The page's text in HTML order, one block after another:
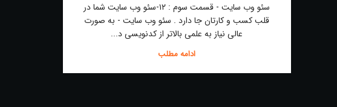
سئو وب سایت - قسمت سوم : ۱۲-سئو وب سایت شما در
قلب کسب و کارتان جا دارد . سئو وب سایت - به صورت
عالی نیاز به علمی بالاتر از کدنویسی د...
ادامه مطلب